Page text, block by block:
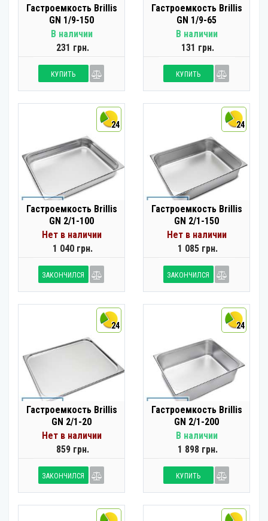
Гастроемкость Brillis
GN 1/9-150
В наличии
231 грн.
КУПИТЬ
Гастроемкость Brillis
GN 1/9-65
В наличии
131 грн.
КУПИТЬ
24
Гастроемкость Brillis
GN 2/1-100
Нет в наличии
1 040 грн.
ЗАКОНЧИЛСЯ
24
Гастроемкость Brillis
GN 2/1-150
Нет в наличии
1 085 грн.
ЗАКОНЧИЛСЯ
24
Гастроемкость Brillis
GN 2/1-20
Нет в наличии
859 грн.
ЗАКОНЧИЛСЯ
24
Гастроемкость Brillis
GN 2/1-200
В наличии
1 898 грн.
КУПИТЬ